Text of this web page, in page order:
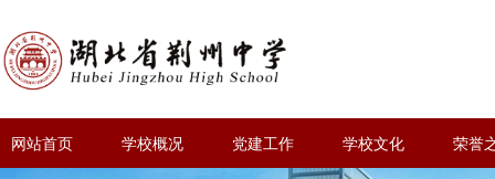
网站首页 学校概况 党建工作 学校文化 荣誉